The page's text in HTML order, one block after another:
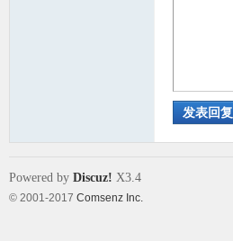
发表回复
Powered by Discuz! X3.4
© 2001-2017 Comsenz Inc.